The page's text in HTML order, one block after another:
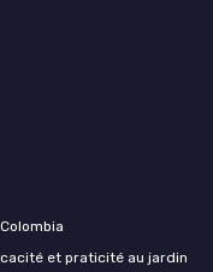
et praticité au jardin